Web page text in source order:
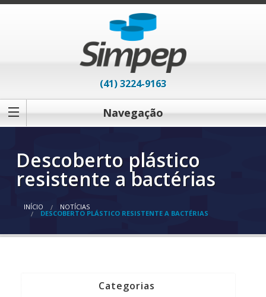
(41) 3224-9163
Navegação
Descoberto plástico
resistente a bactérias
INÍCIO NOTÍCIAS
DESCOBERTO PLÁSTICO RESISTENTE A BACTÉRIAS
Categorias